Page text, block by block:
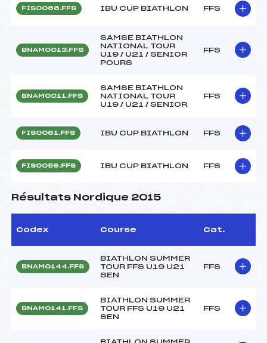
FIS0066.FFS IBU CUP BIATHLON FFS
BNAM0013.FFS
SAMSE BIATHLON
NATIONAL TOUR
U19 / U21 / SENIOR
POURS
FFS
BNAM0011.FFS
SAMSE BIATHLON
NATIONAL TOUR
U19 / U21 / SENIOR
FFS
FIS0061.FFS IBU CUP BIATHLON FFS
FIS0059.FFS IBU CUP BIATHLON FFS
Résultats Nordique 2015
Codex Course Cat.
BNAM0144.FFS
BIATHLON SUMMER
TOUR FFS U19 U21
SEN
FFS
BNAM0141.FFS
BIATHLON SUMMER
TOUR FFS U19 U21
SEN
FFS
BIATHLON SUMMER